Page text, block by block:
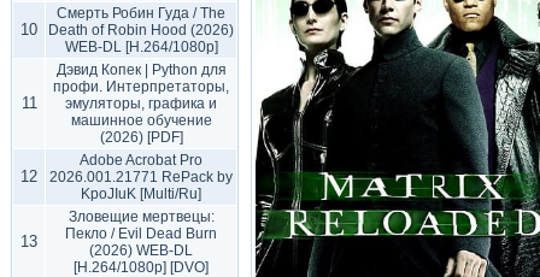
10
Смерть Робин Гуда / The
Death of Robin Hood (2026)
WEB-DL [H.264/1080p]
11
Дэвид Копек | Python для
профи. Интерпретаторы,
эмуляторы, графика и
машинное обучение
(2026) [PDF]
12
Adobe Acrobat Pro
2026.001.21771 RePack by
KpoJIuK [Multi/Ru]
13
Зловещие мертвецы:
Пекло / Evil Dead Burn
(2026) WEB-DL
[H.264/1080p] [DVO]